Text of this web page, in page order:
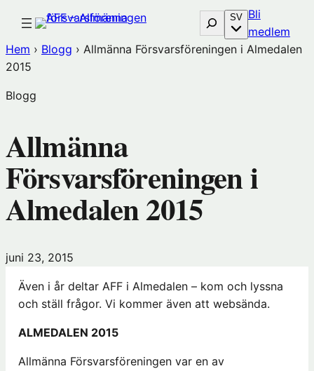
innehåll
Sök SV Bli
medlem
i
Hem › Blogg › Allmänna Försvarsföreningen i Almedalen
2015
Blogg
Allmänna
Försvarsföreningen i
Almedalen 2015
juni 23, 2015
Även i år deltar AFF i Almedalen – kom och lyssna
och ställ frågor. Vi kommer även att websända.
ALMEDALEN 2015
Allmänna Försvarsföreningen var en av